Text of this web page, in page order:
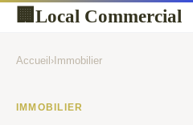
🏢 Local Commercial
Accueil › Immobilier
IMMOBILIER